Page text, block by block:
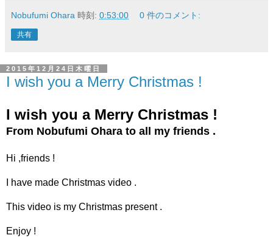
Nobufumi Ohara 時刻: 0:53:00 0 件のコメント:
共有
2015年12月24日木曜日
I wish you a Merry Christmas !
I wish you a Merry Christmas !
From Nobufumi Ohara to all my friends .
Hi ,friends !
I have made Christmas video .
This video is my Christmas present .
Enjoy !